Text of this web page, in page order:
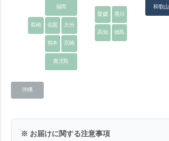
和歌山
香川
愛媛
徳島
高知
福岡
佐賀 大分
熊本
長崎
宮崎
鹿児島
沖縄
※ お届けに関する注意事項